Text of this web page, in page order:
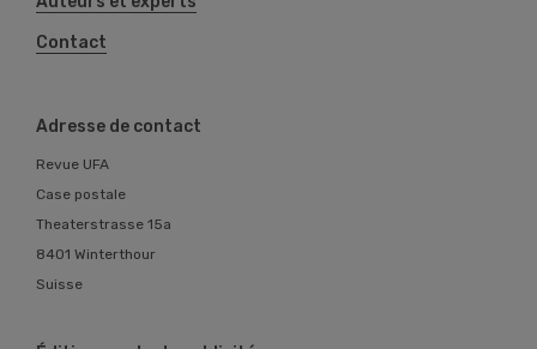
Contact
Adresse de contact
Revue UFA
Case postale
Theaterstrasse 15a
8401 Winterthour
Suisse